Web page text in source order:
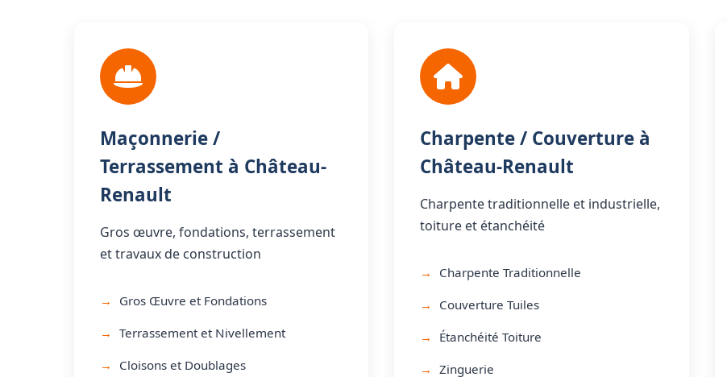
Maçonnerie /
Terrassement à Château-
Renault
Gros œuvre, fondations, terrassement
et travaux de construction
Gros Œuvre et Fondations
Terrassement et Nivellement
Cloisons et Doublages
Charpente / Couverture à
Château-Renault
Charpente traditionnelle et industrielle,
toiture et étanchéité
Charpente Traditionnelle
Couverture Tuiles
Étanchéité Toiture
Zinguerie